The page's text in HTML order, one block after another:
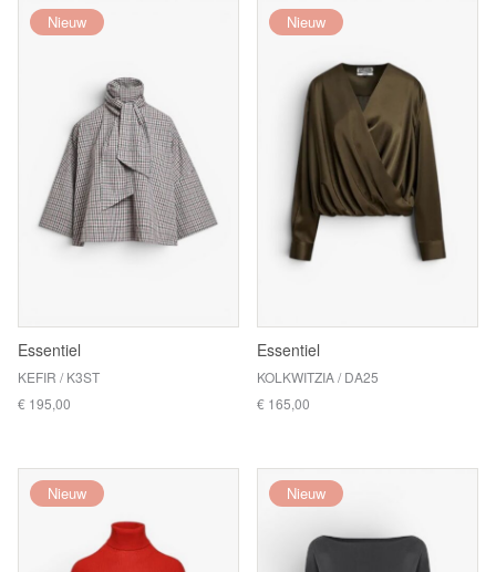
Nieuw
Essentiel
KEFIR / K3ST
€ 195,00
Nieuw
Essentiel
KOLKWITZIA / DA25
€ 165,00
Nieuw Nieuw